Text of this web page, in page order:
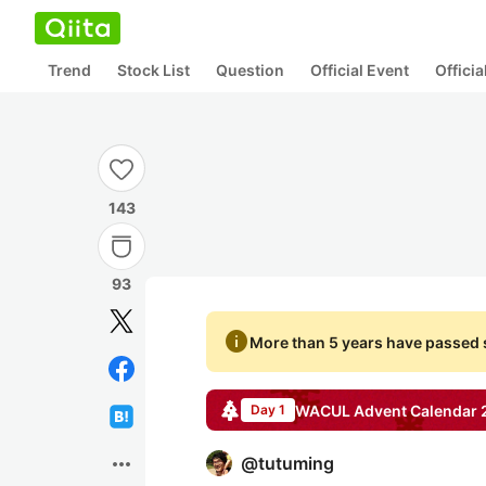
Trend Stock List Question Official Event
143
93
more_horiz
infoMore than 5 years have passed
Day 1 WACULAdvent Calendar
@tutuming